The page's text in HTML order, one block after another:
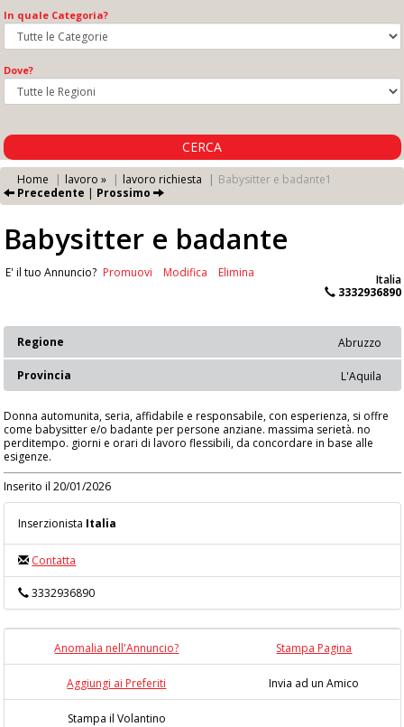
In quale Categoria?
Dove?
CERCA
Home lavoro » lavoro richiesta
Babysitter e badante1
Precedente | Prossimo
Babysitter e badante
Italia
3332936890
E' il tuo Annuncio? Promuovi Modifica Elimina
Abruzzo
Regione
L'Aquila
Provincia
Donna automunita, seria, affidabile e responsabile, con esperienza, si offre
come babysitter e/o badante per persone anziane. massima serietà. no
perditempo. giorni e orari di lavoro flessibili, da concordare in base alle
esigenze.
Inserito il 20/01/2026
Inserzionista Italia
Contatta
3332936890
Anomalia nell'Annuncio? Stampa Pagina
Aggiungi ai Preferiti Invia ad un Amico
Stampa il Volantino